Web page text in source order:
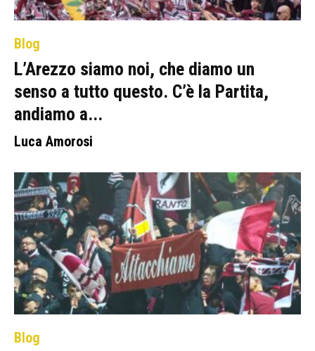
Blog
L’Arezzo siamo noi, che diamo un
senso a tutto questo. C’è la Partita,
andiamo a...
Luca Amorosi
Blog